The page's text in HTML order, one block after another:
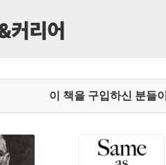
이 책을 구입하신 분들이